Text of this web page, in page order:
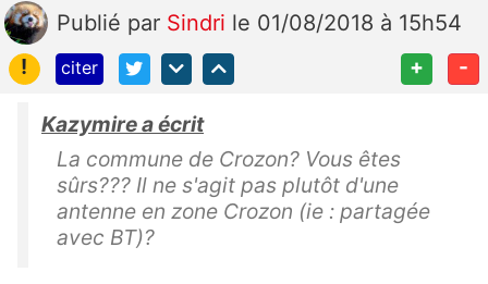
Publié par Sindri le 01/08/2018 à 15h54
!
citer + -
Kazymire a écrit
La commune de Crozon? Vous êtes
sûrs??? Il ne s'agit pas plutôt d'une
antenne en zone Crozon (ie : partagée
avec BT)?